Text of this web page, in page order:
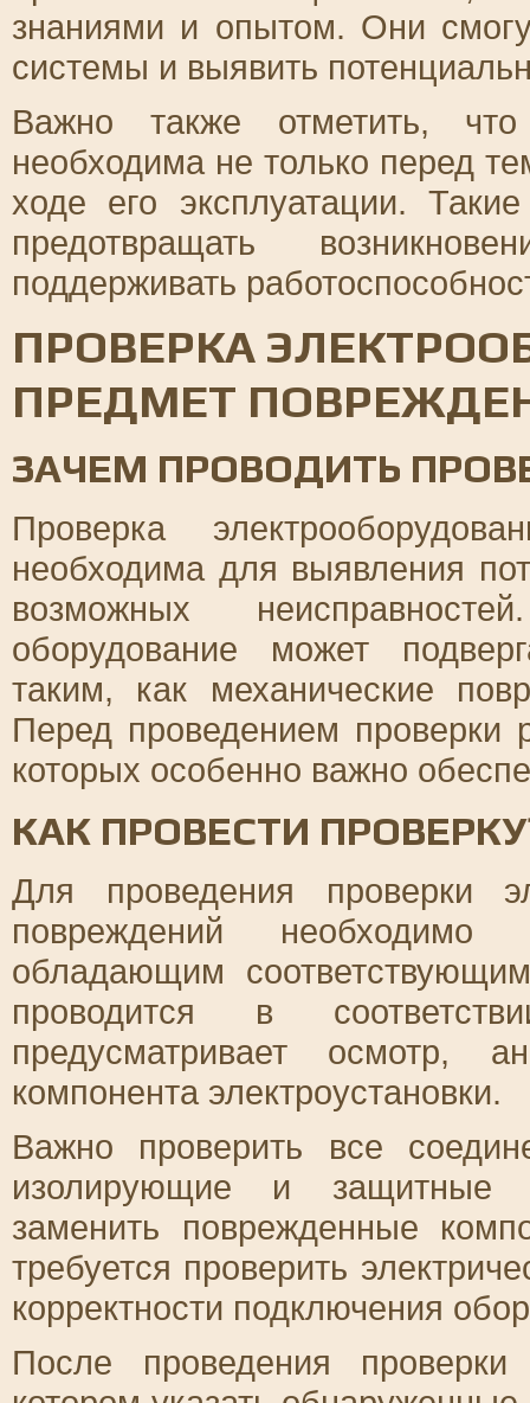
знаниями и опытом. Они
системы и выявить
Важно также отметить, что
необходима не только перед
ходе его эксплуатации.
предотвращать
поддерживать
ПРОВЕРКА
ПРЕДМЕТ
ЗАЧЕМ ПРОВОДИТЬ
Проверка
необходима для выявления
возможных
оборудование может
таким, как механические
Перед проведением проверки
которых особенно важно
КАК ПРОВЕСТИ
Для проведения проверки
повреждений необходимо
обладающим
проводится в
предусматривает осмотр,
компонента электроустановки.
Важно проверить все
изолирующие и защитные
заменить поврежденные
требуется проверить
корректности подключения
После проведения